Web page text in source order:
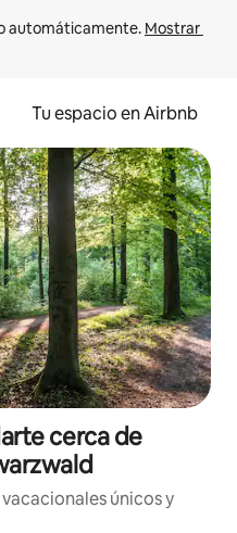
automáticamente. Mostrar
Tu espacio en Airbnb
cerca de
únicos y